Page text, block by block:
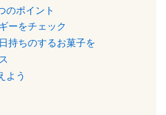
のポイント
ーをチェック
持ちのするお菓子を
よう